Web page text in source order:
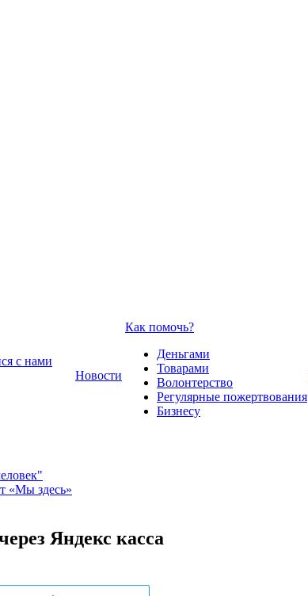
с нами
«Мы здесь»
Новости
Как помочь?
Деньгами
Товарами
Волонтерство
Регулярные пожертвования
Бизнесу
Яндекс касса